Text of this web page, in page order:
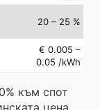
20 – 25 %
€ 0.005 –
0.05 /kWh
към спот
цена